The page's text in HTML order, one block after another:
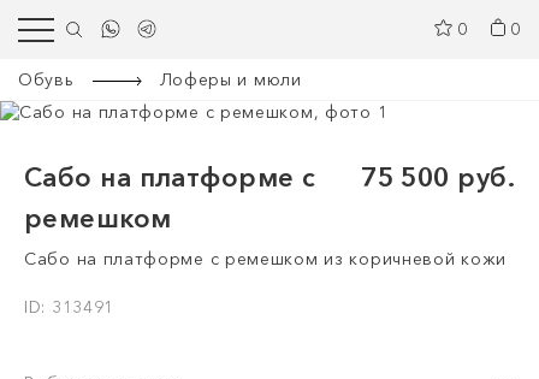
0 0
Обувь Лоферы и мюли
Сабо на платформе с
ремешком
75 500 руб.
Сабо на платформе с ремешком из коричневой кожи
ID: 313491